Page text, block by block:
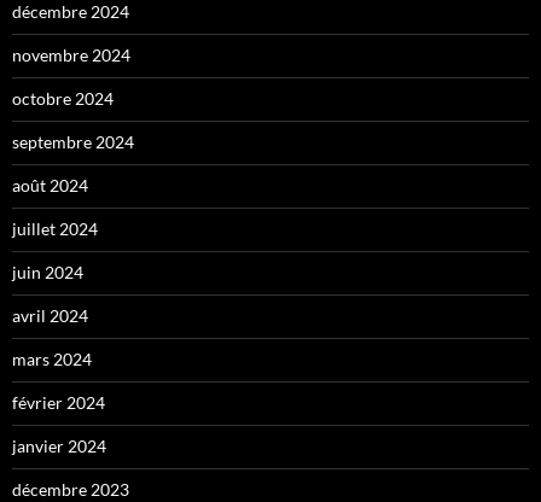
décembre 2024
novembre 2024
octobre 2024
septembre 2024
août 2024
juillet 2024
juin 2024
avril 2024
mars 2024
février 2024
janvier 2024
décembre 2023